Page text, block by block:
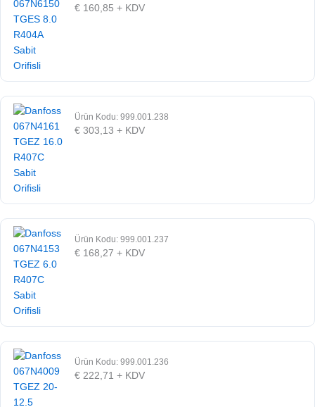
€ 160,85 + KDV
Ürün Kodu: 999.001.238
€ 303,13 + KDV
Ürün Kodu: 999.001.237
€ 168,27 + KDV
Ürün Kodu: 999.001.236
€ 222,71 + KDV